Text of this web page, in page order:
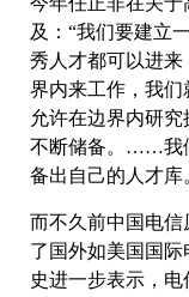
及：“我们要建立
秀人才都可以进来
界内来工作，我们
允许在边界内研究
不断储备。……我
备出自己的人才库
而不久前中国电
了国外如美国国
史进一步表示，